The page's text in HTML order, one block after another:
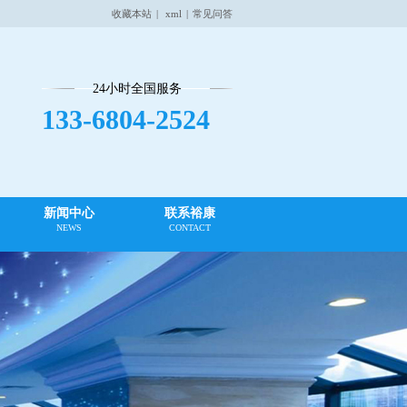
收藏本站 | xml | 常见问答
24小时全国服务
133-6804-2524
新闻中心
NEWS
联系裕康
CONTACT